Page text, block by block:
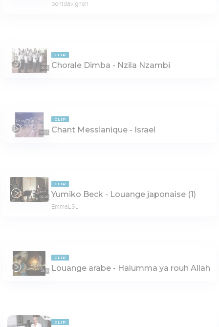
pontdavignon
06:13
CLIP
Chorale Dimba - Nzila Nzambi
02:27
CLIP
Chant Messianique - Israel
05:26
CLIP
Yumiko Beck - Louange japonaise (1)
EmmaLSL
03:19
CLIP
Louange arabe - Halumma ya rouh Allah
CLIP